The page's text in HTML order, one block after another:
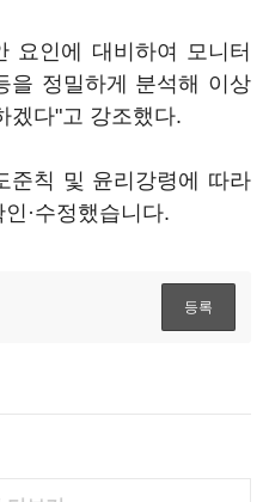
요인에 대비하여 모니터
을 정밀하게 분석해 이상
겠다"고 강조했다.
준칙 및 윤리강령에 따라
·수정했습니다.